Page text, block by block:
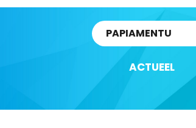
PAPIAMENTU
ACTUEEL